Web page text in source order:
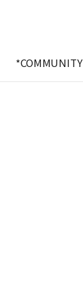
*COMMUNITY